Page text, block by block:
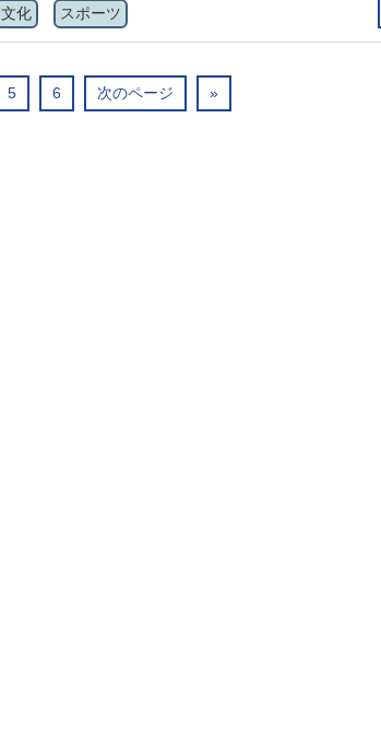
文化 スポーツ
5 6 次のページ »